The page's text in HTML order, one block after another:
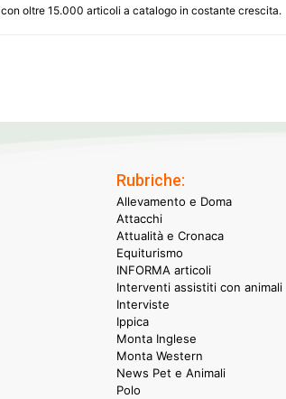
con oltre 15.000 articoli a catalogo in costante crescita.
Rubriche:
Allevamento e Doma
Attacchi
Attualità e Cronaca
Equiturismo
INFORMA articoli
Interventi assistiti con animali
Interviste
Ippica
Monta Inglese
Monta Western
News Pet e Animali
Polo